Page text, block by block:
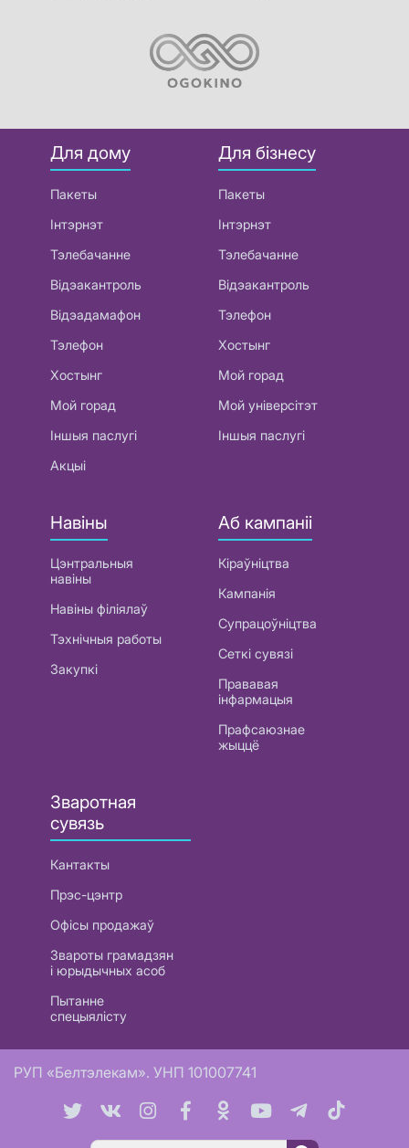
Для дому
Пакеты
Інтэрнэт
Тэлебачанне
Відэакантроль
Відэадамафон
Тэлефон
Хостынг
Мой горад
Іншыя паслугі
Акцыі
Для бізнесу
Пакеты
Інтэрнэт
Тэлебачанне
Відэакантроль
Тэлефон
Хостынг
Мой горад
Мой універсітэт
Іншыя паслугі
Навіны
Цэнтральныя
навіны
Навіны філіялаў
Тэхнічныя работы
Закупкі
Аб кампаніі
Кіраўніцтва
Кампанія
Супрацоўніцтва
Сеткі сувязі
Прававая
інфармацыя
Прафсаюзнае
жыццё
Зваротная
сувязь
Кантакты
Прэс-цэнтр
Офісы продажаў
Звароты грамадзян
і юрыдычных асоб
Пытанне
спецыялісту
РУП «Белтэлекам». УНП 101007741